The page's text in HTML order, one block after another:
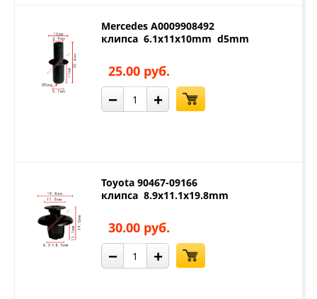
Mercedes A0009908492
клипса 6.1x11x10mm d5mm
25.00 руб.
− +
Toyota 90467-09166
клипса 8.9x11.1x19.8mm
30.00 руб.
− +